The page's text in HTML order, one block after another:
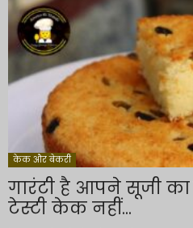
केक और बेकरी
गारंटी है आपने सूजी
टेस्टी केक नहीं...